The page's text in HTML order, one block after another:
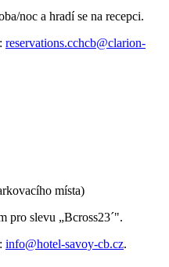
noc a hradí se na recepci.
reservations.cchcb@clarion-
místa)
pro slevu „Bcross23´".
info@hotel-savoy-cb.cz.